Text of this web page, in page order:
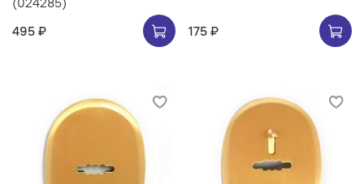
495 ₽
175 ₽